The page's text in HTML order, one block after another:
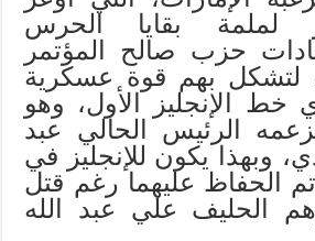
لملمة بقايا الحرس
حزب صالح المؤتمر
لتشكل بهم قوة عسكرية
خط الإنجليز الأول، وهو
الرئيس الحالي عبد
وبهذا يكون للإنجليز في
الحفاظ عليهما رغم قتل
الحليف علي عبد الله